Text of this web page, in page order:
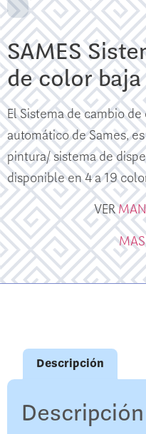
SAMES
de color
El Sistema de cambio
automático de Sames,
pintura/ sistema de
disponible en 4 a 19
VER
Descripción